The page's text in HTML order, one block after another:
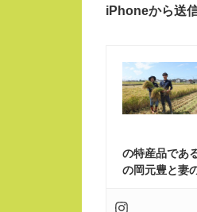
iPhoneから送
の特産品であ
の岡元豊と妻